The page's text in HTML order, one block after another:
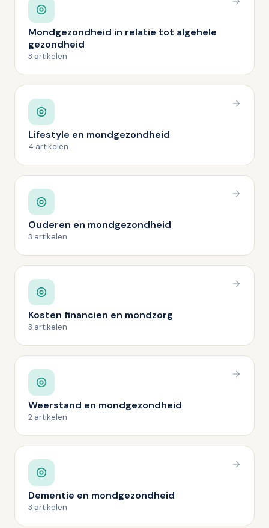
Mondgezondheid in relatie tot algehele
gezondheid
3 artikelen
Lifestyle en mondgezondheid
4 artikelen
Ouderen en mondgezondheid
3 artikelen
Kosten financien en mondzorg
3 artikelen
Weerstand en mondgezondheid
2 artikelen
Dementie en mondgezondheid
3 artikelen